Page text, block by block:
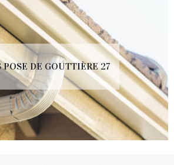
POSE DE GOUTTIÈRE 27